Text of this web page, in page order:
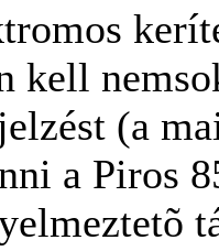
kell
(a
a Piros